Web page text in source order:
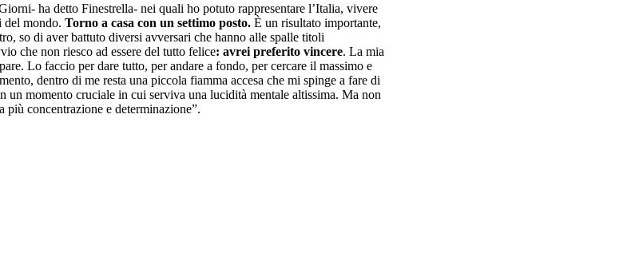
ha detto Finestrella- nei quali ho potuto rappresentare l’Italia, vivere
del mondo. Torno a casa con un settimo posto. È un risultato importante,
so di aver battuto diversi avversari che hanno alle spalle titoli
che non riesco ad essere del tutto felice: avrei preferito vincere. La mia
Lo faccio per dare tutto, per andare a fondo, per cercare il massimo e
dentro di me resta una piccola fiamma accesa che mi spinge a fare di
un momento cruciale in cui serviva una lucidità mentale altissima. Ma non
più concentrazione e determinazione”.